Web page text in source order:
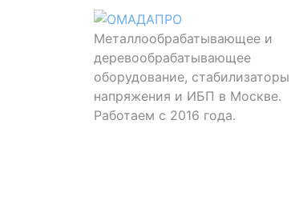
Металлообрабатывающее и
деревообрабатывающее
оборудование, стабилизаторы
напряжения и ИБП в Москве.
Работаем с 2016 года.